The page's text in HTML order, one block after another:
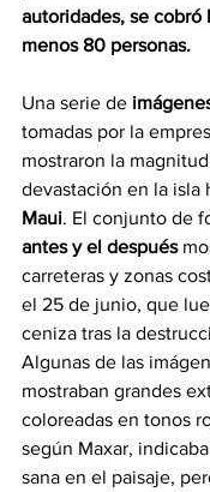
autoridades, se cobró
menos 80 personas.
Una serie de
tomadas por la
mostraron la
devastación en la isla
Maui. El conjunto de
antes y el después
carreteras y zonas
el 25 de junio, que
ceniza tras la
Algunas de las
mostraban grandes
coloreadas en tonos
según Maxar,
sana en el paisaje,